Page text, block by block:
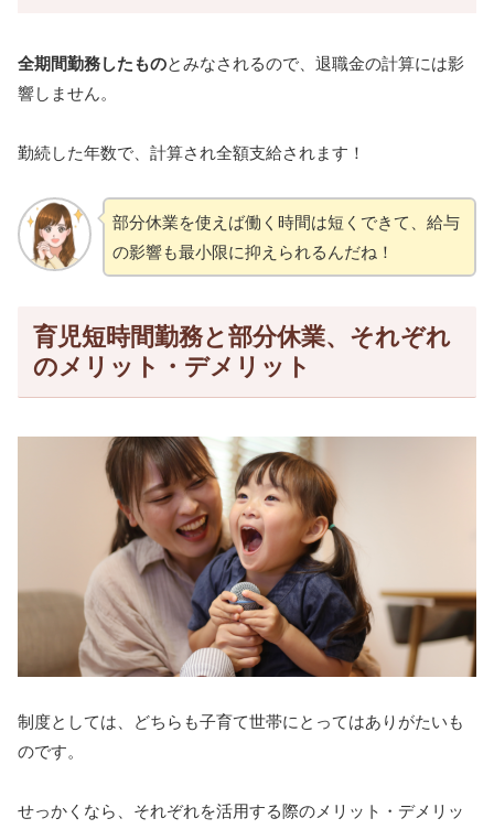
全期間勤務したものとみなされるので、退職金の計算には影
響しません。
勤続した年数で、計算され全額支給されます！
部分休業を使えば働く時間は短くできて、給与
の影響も最小限に抑えられるんだね！
育児短時間勤務と部分休業、それぞれ
のメリット・デメリット
制度としては、どちらも子育て世帯にとってはありがたいも
のです。
せっかくなら、それぞれを活用する際のメリット・デメリッ